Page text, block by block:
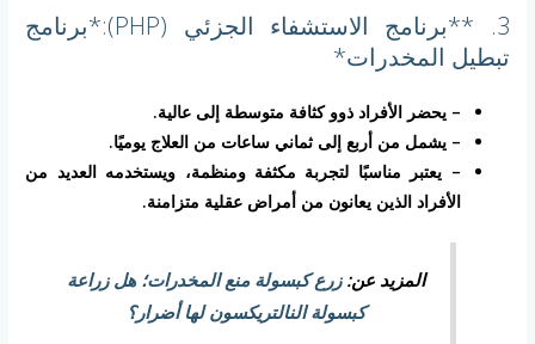
3. **برنامج الاستشفاء الجزئي (PHP):*برنامج
تبطيل المخدرات*
– يحضر الأفراد ذوو كثافة متوسطة إلى عالية.
– يشمل من أربع إلى ثماني ساعات من العلاج يوميًا.
– يعتبر مناسبًا لتجربة مكثفة ومنظمة، ويستخدمه العديد من
الأفراد الذين يعانون من أمراض عقلية متزامنة.
المزيد عن:زرع كبسولة منع المخدرات؛ هل زراعة
كبسولة النالتريكسون لها أضرار؟